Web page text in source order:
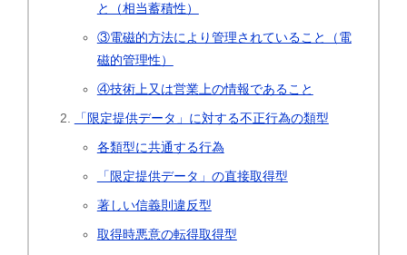
と（相当蓄積性）
③電磁的方法により管理されていること（電
磁的管理性）
④技術上又は営業上の情報であること
「限定提供データ」に対する不正行為の類型
各類型に共通する行為
「限定提供データ」の直接取得型
著しい信義則違反型
取得時悪意の転得取得型